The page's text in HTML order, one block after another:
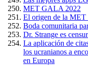
MET GALA 2022
El origen de la
Boda comunitaria
Dr. Strange es
La aplicación de
los ucranianos a
en Europa